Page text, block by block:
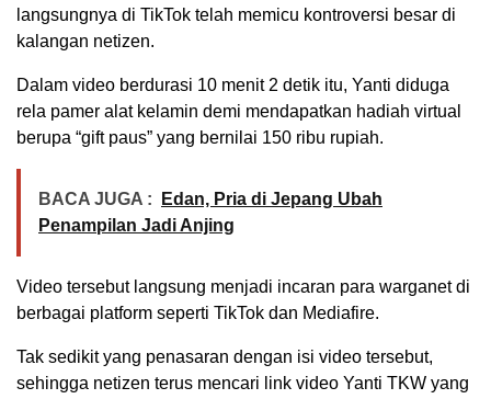
langsungnya di TikTok telah memicu kontroversi besar di
kalangan netizen.
Dalam video berdurasi 10 menit 2 detik itu, Yanti diduga
rela pamer alat kelamin demi mendapatkan hadiah virtual
berupa “gift paus” yang bernilai 150 ribu rupiah.
BACA JUGA :
Edan, Pria di Jepang Ubah
Penampilan Jadi Anjing
Video tersebut langsung menjadi incaran para warganet di
berbagai platform seperti TikTok dan Mediafire.
Tak sedikit yang penasaran dengan isi video tersebut,
sehingga netizen terus mencari link video Yanti TKW yang